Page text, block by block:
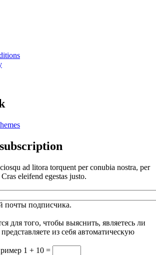
ad litora torquent per conubia nostra, per
eleifend egestas justo.
почты подписчика.
для того, чтобы выяснить, являетесь ли
из себя автоматическую
1 + 10 =